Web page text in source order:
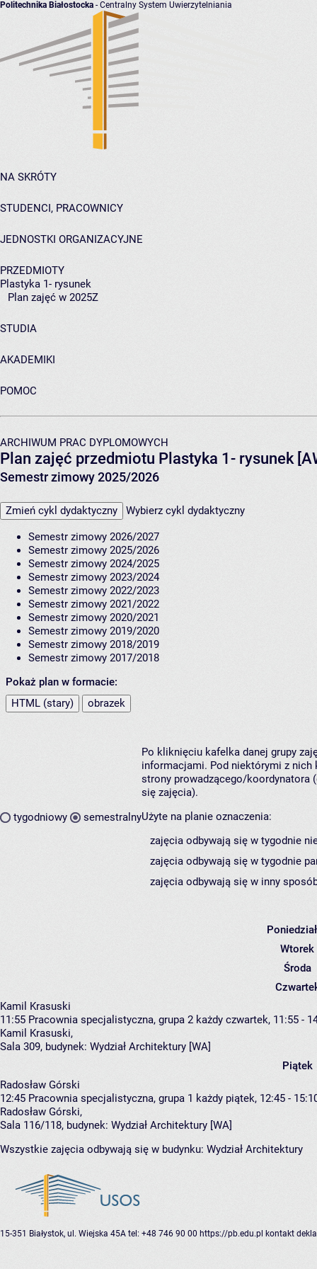
Politechnika Białostocka - Centralny System Uwierzytelniania
NA SKRÓTY
STUDENCI, PRACOWNICY
JEDNOSTKI ORGANIZACYJNE
PRZEDMIOTY
Plastyka 1- rysunek
Plan zajęć w 2025Z
STUDIA
AKADEMIKI
POMOC
ARCHIWUM PRAC DYPLOMOWYCH
Plan zajęć przedmiotu Plastyka 1- rysunek
Semestr zimowy 2025/2026
Zmień cykl dydaktyczny Wybierz cykl dydaktyczny
Semestr zimowy 2026/2027
Semestr zimowy 2025/2026
Semestr zimowy 2024/2025
Semestr zimowy 2023/2024
Semestr zimowy 2022/2023
Semestr zimowy 2021/2022
Semestr zimowy 2020/2021
Semestr zimowy 2019/2020
Semestr zimowy 2018/2019
Semestr zimowy 2017/2018
Pokaż plan w formacie:
HTML (stary)
obrazek
tygodniowy semestralny
Po kliknięciu kafelka danej grupy
informacjami. Pod niektórymi z nich
strony prowadzącego/koordynatora
się zajęcia).
Użyte na planie oznaczenia:
zajęcia odbywają się w tygodnie
zajęcia odbywają się w tygodnie
zajęcia odbywają się w inny
Wtorek
Środa
Kamil Krasuski
11:55 Pracownia specjalistyczna, grupa 2 każdy czwartek, 11:55 -
Kamil Krasuski,
Sala 309, budynek: Wydział Architektury [WA]
Piątek
Radosław Górski
12:45 Pracownia specjalistyczna, grupa 1 każdy piątek, 12:45 -
Radosław Górski,
Sala 116/118, budynek: Wydział Architektury [WA]
Wszystkie zajęcia odbywają się w budynku: Wydział Architektury
15-351 Białystok, ul. Wiejska 45A tel: +48 746 90 00 https://pb.edu.pl kontakt